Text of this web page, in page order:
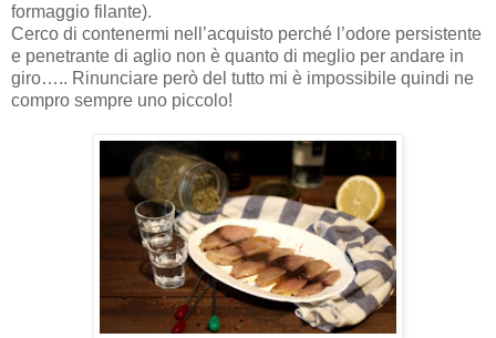
formaggio filante).
Cerco di contenermi nell’acquisto perché l’odore persistente
e penetrante di aglio non è quanto di meglio per andare in
giro….. Rinunciare però del tutto mi è impossibile quindi ne
compro sempre uno piccolo!